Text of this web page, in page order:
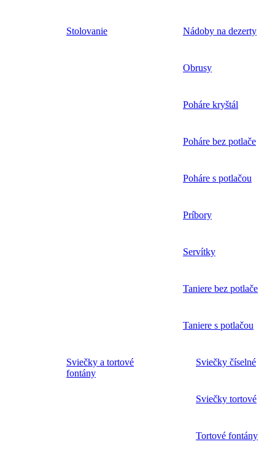
Stolovanie Nádoby na dezerty
Obrusy
Poháre kryštál
Poháre bez potlače
Poháre s potlačou
Príbory
Servítky
Taniere bez potlače
Taniere s potlačou
Sviečky a tortové
fontány
Sviečky číselné
Sviečky tortové
Tortové fontány